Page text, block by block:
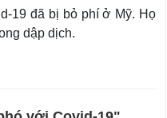
19 đã bị bỏ phí ở Mỹ. Họ
dập dịch.